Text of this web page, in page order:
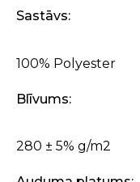
Sastāvs:
100% Polyester
Blīvums:
280 ± 5% g/m2